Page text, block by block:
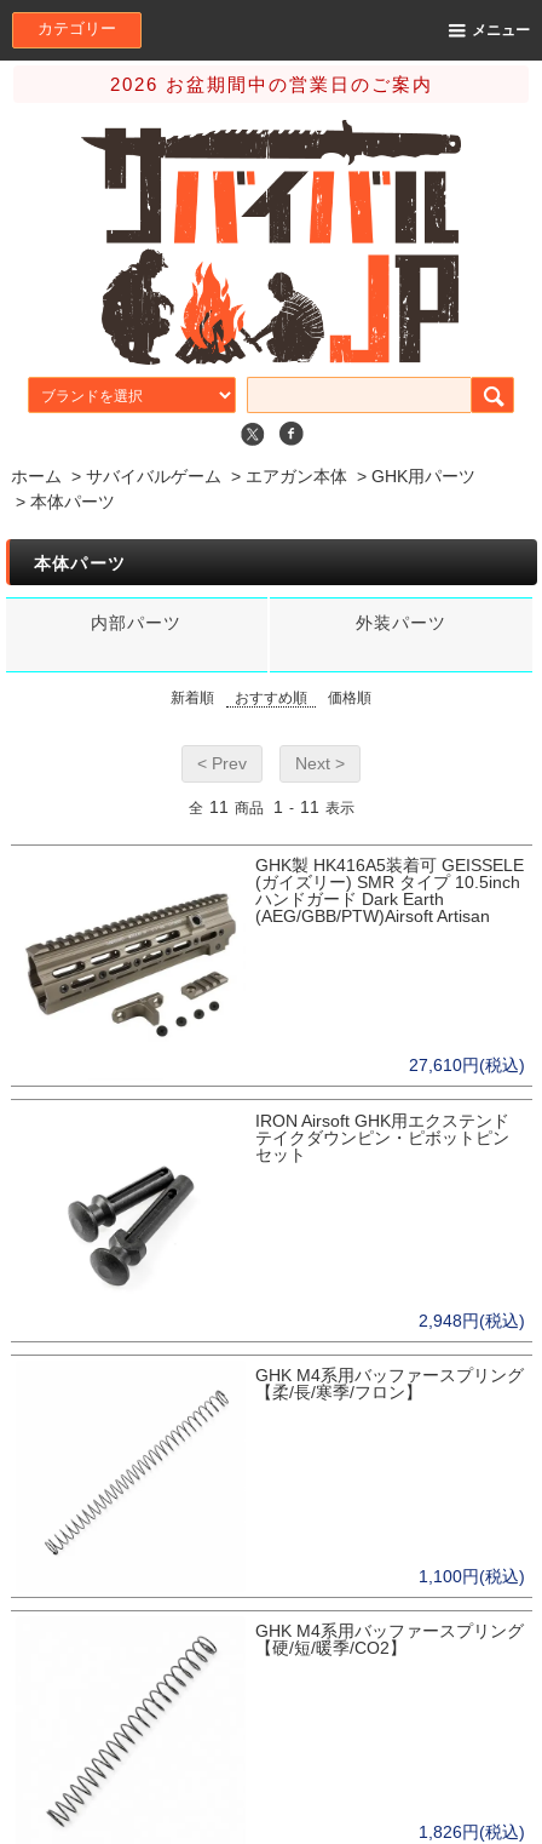
カテゴリー メニュー
2026 お盆期間中の営業日のご案内
ホーム > サバイバルゲーム > エアガン本体 > GHK用パーツ
> 本体パーツ
本体パーツ
内部パーツ 外装パーツ
新着順 おすすめ順 価格順
< Prev Next >
全 11 商品 1 - 11 表示
GHK製 HK416A5装着可 GEISSELE
(ガイズリー) SMR タイプ 10.5inch
ハンドガード Dark Earth
(AEG/GBB/PTW)Airsoft Artisan
27,610円(税込)
IRON Airsoft GHK用エクステンド
テイクダウンピン・ピボットピン
セット
2,948円(税込)
GHK M4系用バッファースプリング
【柔/長/寒季/フロン】
1,100円(税込)
GHK M4系用バッファースプリング
【硬/短/暖季/CO2】
1,826円(税込)